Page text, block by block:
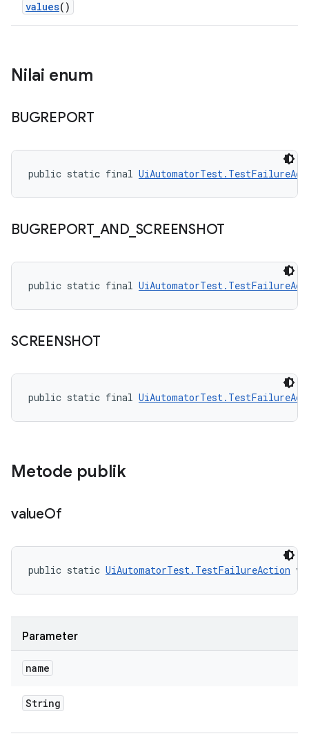
values()
Nilai enum
BUGREPORT
public static final
BUGREPORT_ AND_ SCREENSHOT
public static final
SCREENSHOT
public static final
Metode publik
valueOf
public static UiAutomatorTest.TestFailureAction
Parameter
name
String